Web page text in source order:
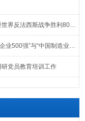
安徽天康集团组织观看纪念中国人民抗日战争暨世界反法西斯战争胜利80周年大会直播
双榜加冕｜安徽天康集团入选2025年“中国民营企业500强”与“中国制造业民营企业500强”榜单
党员教育培训工作